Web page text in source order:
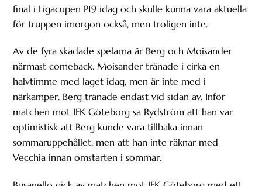
final i Ligacupen P19 idag och skulle kunna vara aktuella
för truppen imorgon också, men troligen inte.
Av de fyra skadade spelarna är Berg och Moisander
närmast comeback. Moisander tränade i cirka en
halvtimme med laget idag, men är inte med i
närkamper. Berg tränade endast vid sidan av. Inför
matchen mot IFK Göteborg sa Rydström att han var
optimistisk att Berg kunde vara tillbaka innan
sommaruppehållet, men att han inte räknar med
Vecchia innan omstarten i sommar.